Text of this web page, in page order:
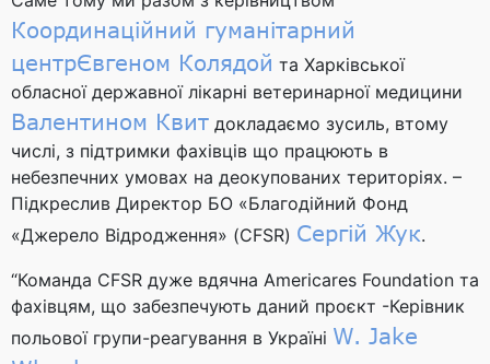
Координаційний гуманітарний
центрЄвгеном Колядой та Харківської
обласної державної лікарні ветеринарної медицини
Валентином Квит докладаємо зусиль, втому
числі, з підтримки фахівців що працюють в
небезпечних умовах на деокупованих територіях. –
Підкреслив Директор БО «Благодійний Фонд
«Джерело Відродження» (CFSR) Сергій Жук.
“Команда CFSR дуже вдячна Americares Foundation та
фахівцям, що забезпечують даний проєкт -Керівник
польової групи-реагування в Україні W. Jake